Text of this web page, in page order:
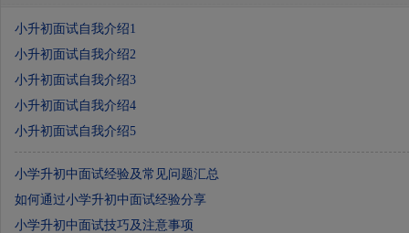
小升初面试自我介绍1
小升初面试自我介绍2
小升初面试自我介绍3
小升初面试自我介绍4
小升初面试自我介绍5
小学升初中面试经验及常见问题汇总
如何通过小学升初中面试经验分享
小学升初中面试技巧及注意事项